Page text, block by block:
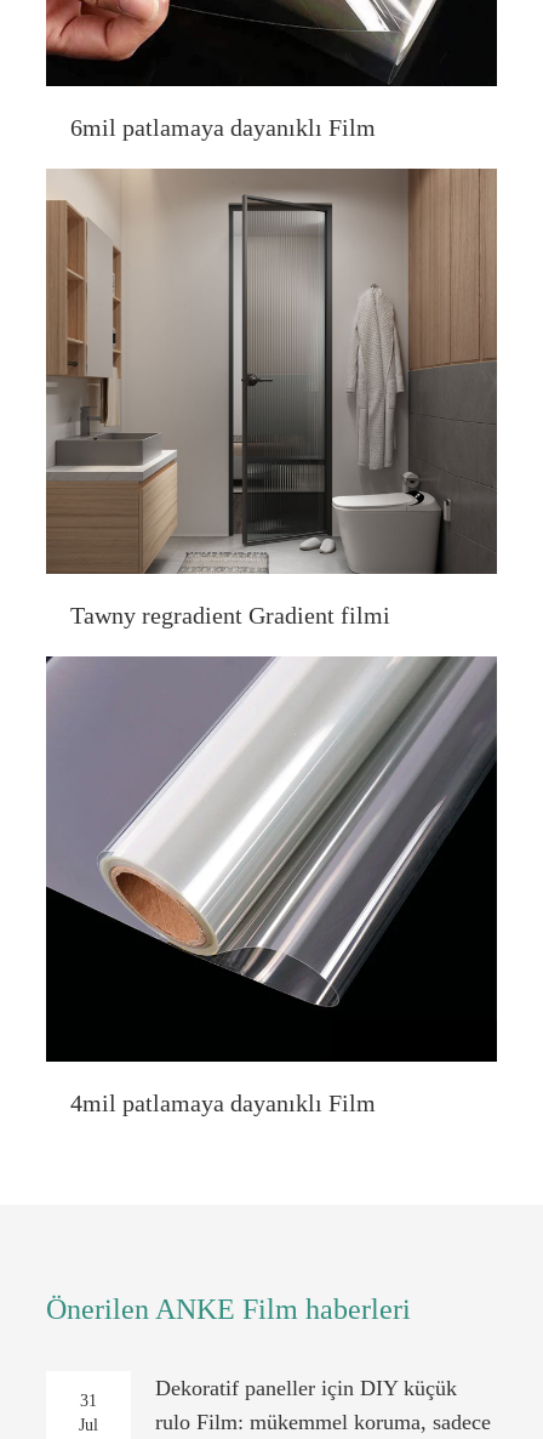
6mil patlamaya dayanıklı Film
Tawny regradient Gradient filmi
4mil patlamaya dayanıklı Film
Önerilen ANKE Film haberleri
31
Jul
Dekoratif paneller için DIY küçük
rulo Film: mükemmel koruma, sadece